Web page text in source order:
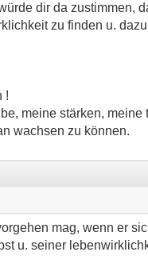
dir da zustimmen,
zu finden u.
!
meine stärken, meine
wachsen zu können.
mag, wenn er
u. seiner